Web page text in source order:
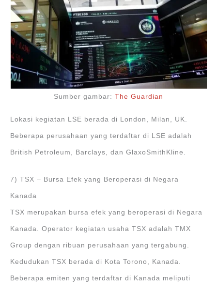
Sumber gambar: The Guardian
Lokasi kegiatan LSE berada di London, Milan, UK.
Beberapa perusahaan yang terdaftar di LSE adalah
British Petroleum, Barclays, dan GlaxoSmithKline.
7) TSX – Bursa Efek yang Beroperasi di Negara
Kanada
TSX merupakan bursa efek yang beroperasi di Negara
Kanada. Operator kegiatan usaha TSX adalah TMX
Group dengan ribuan perusahaan yang tergabung.
Kedudukan TSX berada di Kota Torono, Kanada.
Beberapa emiten yang terdaftar di Kanada meliputi